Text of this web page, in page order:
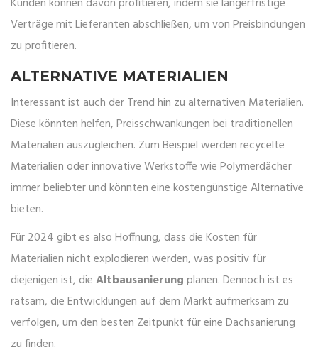
Verträge mit Lieferanten abschließen, um von Preisbindungen
zu profitieren.
ALTERNATIVE MATERIALIEN
Interessant ist auch der Trend hin zu alternativen Materialien.
Diese könnten helfen, Preisschwankungen bei traditionellen
Materialien auszugleichen. Zum Beispiel werden recycelte
Materialien oder innovative Werkstoffe wie Polymerdächer
immer beliebter und könnten eine kostengünstige Alternative
bieten.
Für 2024 gibt es also Hoffnung, dass die Kosten für
Materialien nicht explodieren werden, was positiv für
diejenigen ist, dieAltbausanierungplanen. Dennoch ist es
ratsam, die Entwicklungen auf dem Markt aufmerksam zu
verfolgen, um den besten Zeitpunkt für eine Dachsanierung
zu finden.